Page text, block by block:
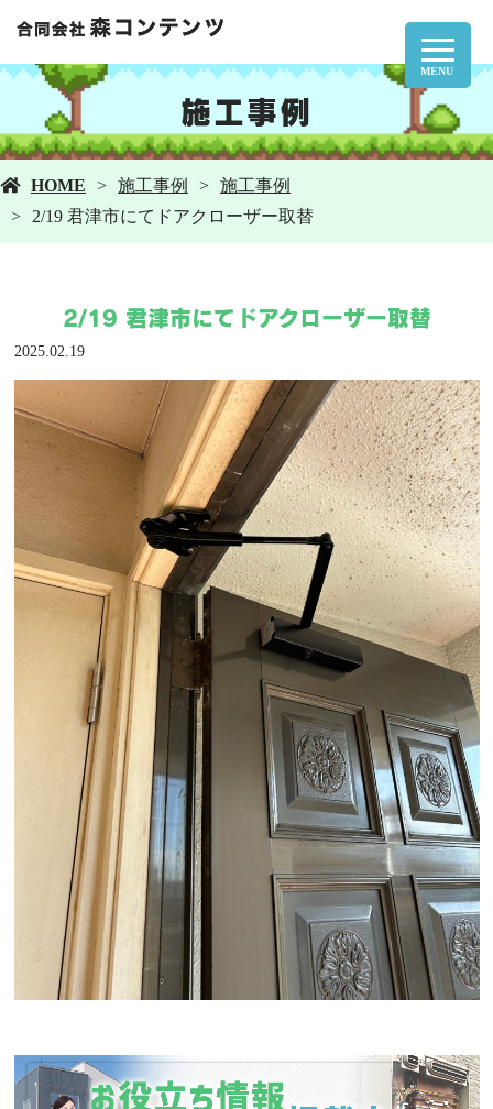
MENU
施工事例
HOME 施工事例
施工事例
2/19 君津市にてドアクローザー取替
2/19 君津市にてドアクローザー取替
2025.02.19